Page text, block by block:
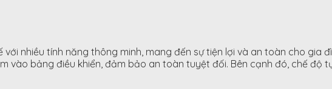
nhiều tính năng thông minh, mang đến sự tiện lợi và an toàn cho gia
vào bảng điều khiển, đảm bảo an toàn tuyệt đối. Bên cạnh đó, chế độ